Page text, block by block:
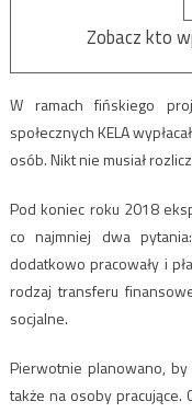
Zobacz kto
W ramach fińskiego
społecznych KELA
osób. Nikt nie musiał
Pod koniec roku 2018
co najmniej dwa
dodatkowo pracowały i
rodzaj transferu
socjalne.
Pierwotnie planowano,
także na osoby pracujące.